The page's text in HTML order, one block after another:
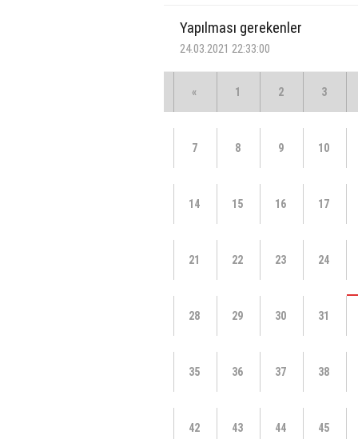
Yapılması gerekenler
24.03.2021 22:33:00
« 1 2 3
7 8 9 10
14 15 16 17
21 22 23 24
28 29 30 31
35 36 37 38
42 43 44 45